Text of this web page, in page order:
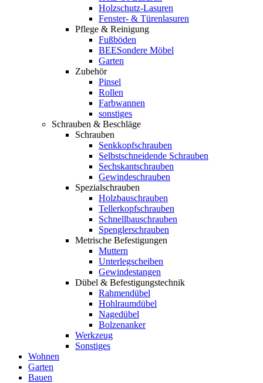
Holzschutz-Lasuren
Fenster- & Türenlasuren
Pflege & Reinigung
Fußböden
BEESondere Möbel
Garten
Zubehör
Pinsel
Rollen
Farbwannen
sonstiges
Schrauben & Beschläge
Schrauben
Senkkopfschrauben
Selbstschneidende Schrauben
Sechskantschrauben
Gewindeschrauben
Spezialschrauben
Holzbauschrauben
Tellerkopfschrauben
Schnellbauschrauben
Spenglerschrauben
Metrische Befestigungen
Muttern
Unterlegscheiben
Gewindestangen
Dübel & Befestigungstechnik
Rahmendübel
Hohlraumdübel
Nagedübel
Bolzenanker
Werkzeug
Sonstiges
Wohnen
Garten
Bauen